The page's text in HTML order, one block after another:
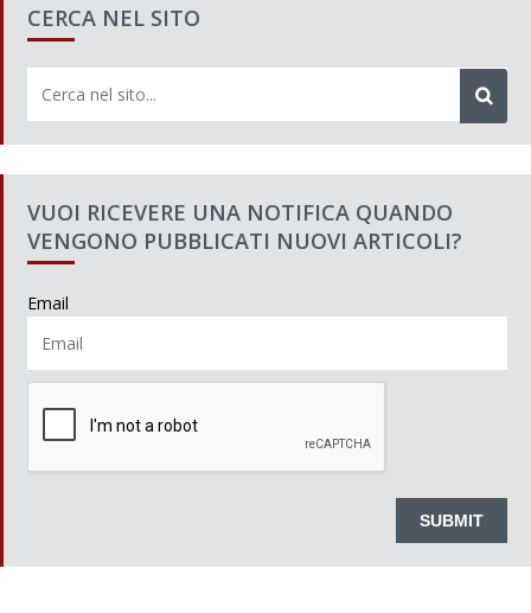
CERCA NEL SITO
VUOI RICEVERE UNA NOTIFICA QUANDO
VENGONO PUBBLICATI NUOVI ARTICOLI?
Email